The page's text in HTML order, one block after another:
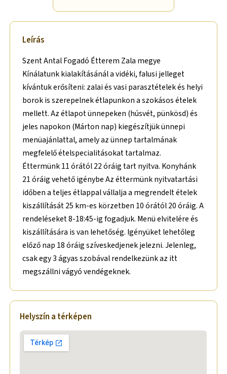
Leírás
Szent Antal Fogadó Étterem Zala megye
Kínálatunk kialakításánál a vidéki, falusi jelleget
kívántuk erősíteni: zalai és vasi parasztételek és helyi
borok is szerepelnek étlapunkon a szokásos ételek
mellett. Az étlapot ünnepeken (húsvét, pünkösd) és
jeles napokon (Márton nap) kiegészítjük ünnepi
menüajánlattal, amely az ünnep tartalmának
megfelelő ételspecialitásokat tartalmaz.
Éttermünk 11 órától 22 óráig tart nyitva. Konyhánk
21 óráig vehető igénybe Az éttermünk nyitvatartási
időben a teljes étlappal vállalja a megrendelt ételek
kiszállítását 25 km-es körzetben 10 órától 20 óráig. A
rendeléseket 8-18:45-ig fogadjuk. Menü elvitelére és
kiszállítására is van lehetőség. Igényüket lehetőleg
előző nap 18 óráig szíveskedjenek jelezni. Jelenleg,
csak egy 3 ágyas szobával rendelkezünk az itt
megszállni vágyó vendégeknek.
Helyszín a térképen